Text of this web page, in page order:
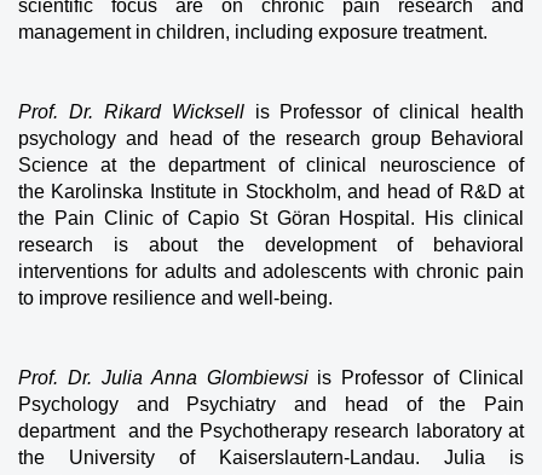
scientific focus are on chronic pain research and
management in children, including exposure treatment.
Prof. Dr. Rikard Wicksell is Professor of clinical health
psychology and head of the research group Behavioral
Science at the department of clinical neuroscience of
the Karolinska Institute in Stockholm, and head of R&D at
the Pain Clinic of Capio St Göran Hospital. His clinical
research is about the development of behavioral
interventions for adults and adolescents with chronic pain
to improve resilience and well-being.
Prof. Dr. Julia Anna Glombiewsiis Professor of Clinical
Psychology and Psychiatry and head of the Pain
department and the Psychotherapy research laboratory at
the University of Kaiserslautern-Landau. Julia is